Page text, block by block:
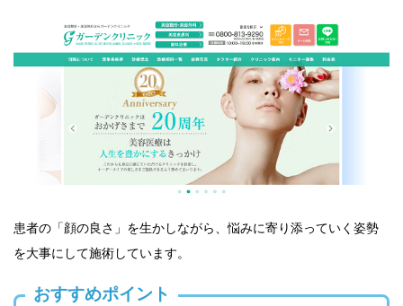
患者の「顔の良さ」を生かしながら、悩みに寄り添っていく姿勢
を大事にして施術しています。
おすすめポイント